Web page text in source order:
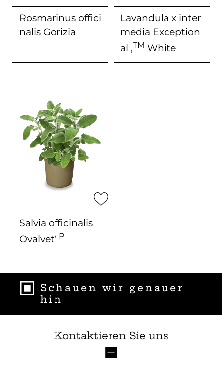
Rosmarinus offici
nalisGorizia
Lavandula x inter
media Exception
al ‚TM White
Salvia officinalis
Ovalvet‘ P
Schauen wir genauer
hin
Kontaktieren Sie uns